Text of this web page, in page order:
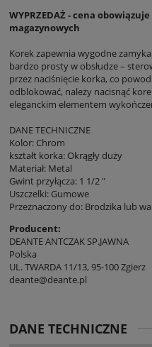
WYPRZEDAŻ - cena
magazynowych
Korek zapewnia wygodne
bardzo prosty w obsłudze –
przez naciśnięcie korka, co
odblokować, należy nacisnąć
eleganckim elementem
DANE TECHNICZNE
Kolor: Chrom
kształt korka: Okrągły duży
Materiał: Metal
Gwint przyłącza: 1 1/2 "
Uszczelki: Gumowe
Przeznaczony do: Brodzika lub
Producent:
DEANTE ANTCZAK SP.JAWNA
Polska
UL. TWARDA 11/13, 95-100 Zgierz
deante@deante.pl
DANE TECHNICZNE